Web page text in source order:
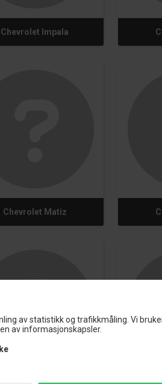
av statistikk og trafikkmåling. Vi
av informasjonskapsler.
Chevrolet Impala
Chevrolet Matiz